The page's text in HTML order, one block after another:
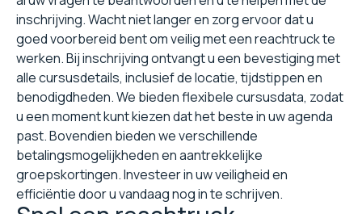
inschrijving. Wacht niet langer en zorg ervoor dat u
goed voorbereid bent om veilig met een reachtruck te
werken. Bij inschrijving ontvangt u een bevestiging met
alle cursusdetails, inclusief de locatie, tijdstippen en
benodigdheden. We bieden flexibele cursusdata, zodat
u een moment kunt kiezen dat het beste in uw agenda
past. Bovendien bieden we verschillende
betalingsmogelijkheden en aantrekkelijke
groepskortingen. Investeer in uw veiligheid en
efficiëntie door u vandaag nog in te schrijven.